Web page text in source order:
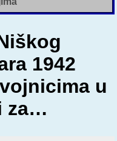
1942
u
za…